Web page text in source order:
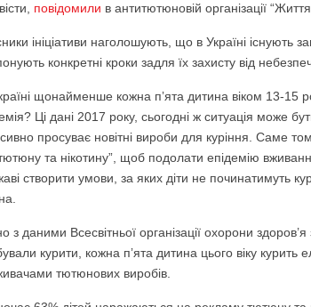
повідомили в антитютюновій організації
ініціативи наголошують, що в Україні існують
конкретні кроки задля їх захисту від
щонайменше кожна пʼята дитина віком 13-15
Ці дані 2017 року, сьогодні ж ситуація може
просуває новітні вироби для куріння. Саме
та нікотину”, щоб подолати епідемію
створити умови, за яких діти не починатимуть
з даними Всесвітньої організації охорони
курити, кожна пʼята дитина цього віку курить
тютюнових виробів.